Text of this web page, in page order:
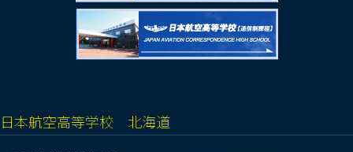
日本航空高等学校 北海道